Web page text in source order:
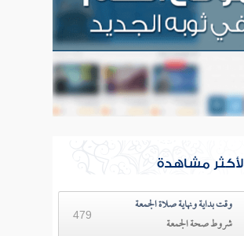
مشاهدة
وقت بداية ونهاية صلاة الجمعة
شروط صحة الجمعة
479